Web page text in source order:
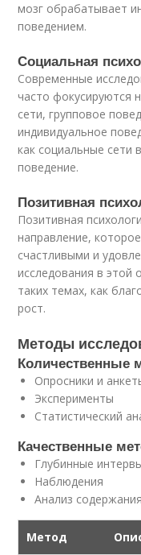
мозг обрабатывает
поведением.
Социальная
Современные
часто фокусируются
сети, групповое
индивидуальное
как социальные сети
поведение.
Позитивная
Позитивная
направление,
счастливыми и
исследования в этой
таких темах, как
рост.
Методы
Количественные
Опросники и
Эксперименты
Статистический
Качественные
Глубинные
Наблюдения
Анализ содержания
Метод